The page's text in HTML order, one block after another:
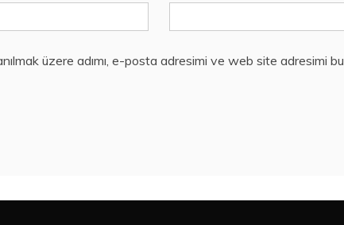
üzere adımı, e-posta adresimi ve web site adresimi bu